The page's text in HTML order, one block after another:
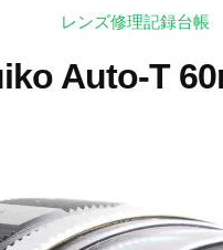
レンズ修理記録台帳
Auto-T
2
e